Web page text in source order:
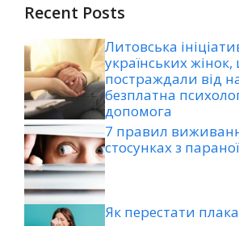
Recent Posts
Литовська
українських
постраждали від
безплатна
допомога
7 правил
стосунках з
Як перестати